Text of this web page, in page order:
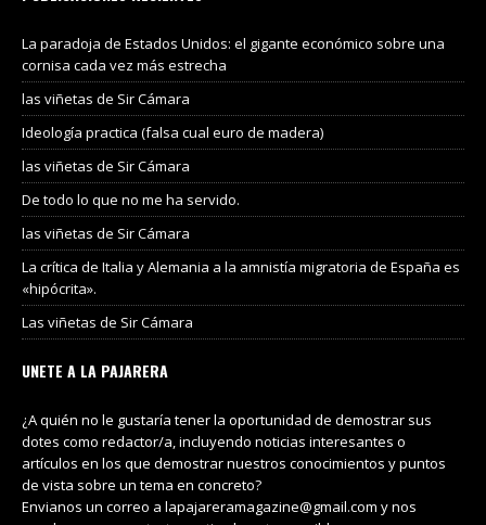
La paradoja de Estados Unidos: el gigante económico sobre una
cornisa cada vez más estrecha
las viñetas de Sir Cámara
Ideología practica (falsa cual euro de madera)
las viñetas de Sir Cámara
De todo lo que no me ha servido.
las viñetas de Sir Cámara
La crítica de Italia y Alemania a la amnistía migratoria de España es
«hipócrita».
Las viñetas de Sir Cámara
UNETE A LA PAJARERA
¿A quién no le gustaría tener la oportunidad de demostrar sus
dotes como redactor/a, incluyendo noticias interesantes o
artículos en los que demostrar nuestros conocimientos y puntos
de vista sobre un tema en concreto?
Envianos un correo a lapajareramagazine@gmail.com y nos